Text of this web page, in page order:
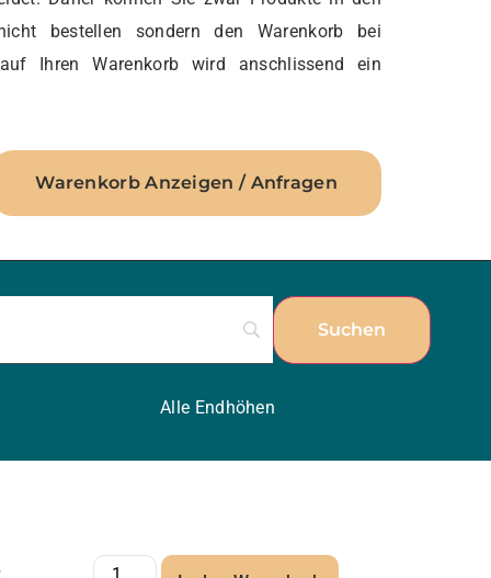
bestellen sondern den Warenkorb bei
Ihren Warenkorb wird anschlissend ein
Warenkorb Anzeigen / Anfragen
Alle Endhöhen